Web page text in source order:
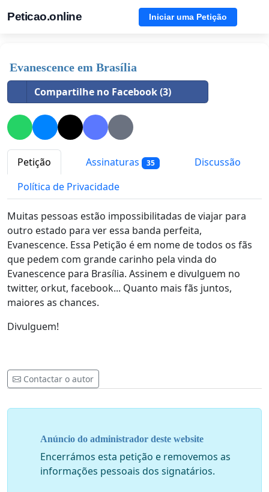
Peticao.online Iniciar uma Petição
Evanescence em Brasília
Compartilhe no Facebook (3)
Petição Assinaturas 35
Discussão
Política de Privacidade
Muitas pessoas estão impossibilitadas de viajar para
outro estado para ver essa banda perfeita,
Evanescence. Essa Petição é em nome de todos os fãs
que pedem com grande carinho pela vinda do
Evanescence para Brasília. Assinem e divulguem no
twitter, orkut, facebook... Quanto mais fãs juntos,
maiores as chances.
Divulguem!
Contactar o autor
Anúncio do administrador deste website
Encerrámos esta petição e removemos as
informações pessoais dos signatários.